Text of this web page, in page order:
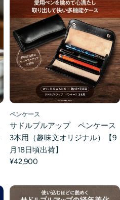
ペンケース
サドルプルアップ ペンケース
3本用（趣味文オリジナル）【9
月18日頃出荷】
¥42,900